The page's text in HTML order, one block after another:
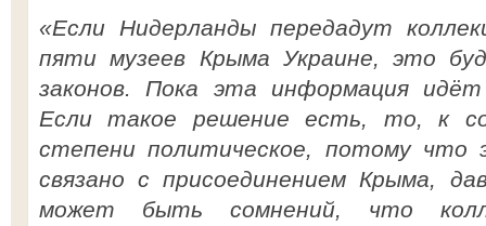
«Если Нидерланды передадут
пяти музеев Крыма Украине, это
законов. Пока эта информация
Если такое решение есть, то, к
степени политическое, потому что
связано с присоединением Крыма,
может быть сомнений, что